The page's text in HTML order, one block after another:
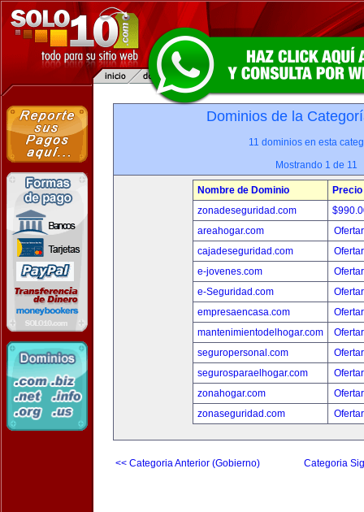
Dominios de la
11 dominios en esta
Mostrando 1 de 11
Nombre de Dominio
Precio
zonadeseguridad.com
areahogar.com
cajadeseguridad.com
e-jovenes.com
e-Seguridad.com
empresaencasa.com
mantenimientodelhogar.com
seguropersonal.com
segurosparaelhogar.com
zonahogar.com
zonaseguridad.com
<< Categoria Anterior (Gobierno) Categoria